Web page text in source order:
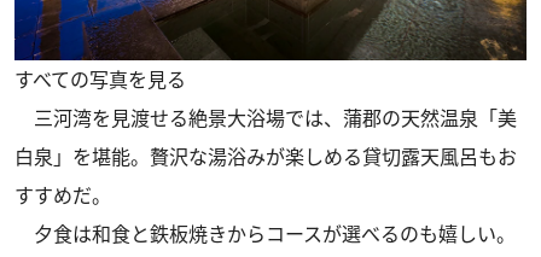
すべての写真を見る
三河湾を見渡せる絶景大浴場では、蒲郡の天然温泉「美
白泉」を堪能。贅沢な湯浴みが楽しめる貸切露天風呂もお
すすめだ。
夕食は和食と鉄板焼きからコースが選べるのも嬉しい。